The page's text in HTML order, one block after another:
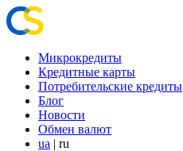
Микрокредиты
Кредитные карты
Потребительские кредиты
Блог
Новости
Обмен валют
ua | ru